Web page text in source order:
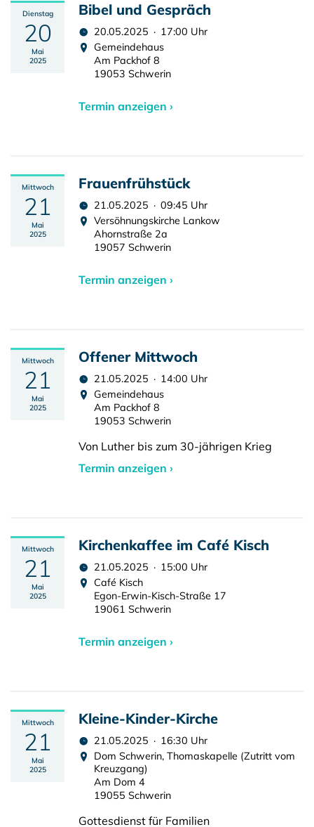
Dienstag
20
Mai
2025
Bibel und Gespräch
20.05.2025 · 17:00 Uhr
Gemeindehaus
Am Packhof 8
19053 Schwerin
Termin anzeigen ›
Mittwoch
21
Mai
2025
Frauenfrühstück
21.05.2025 · 09:45 Uhr
Versöhnungskirche Lankow
Ahornstraße 2a
19057 Schwerin
Termin anzeigen ›
Mittwoch
21
Mai
2025
Offener Mittwoch
21.05.2025 · 14:00 Uhr
Gemeindehaus
Am Packhof 8
19053 Schwerin
Von Luther bis zum 30-jährigen Krieg
Termin anzeigen ›
Mittwoch
21
Mai
2025
Kirchenkaffee im Café Kisch
21.05.2025 · 15:00 Uhr
Café Kisch
Egon-Erwin-Kisch-Straße 17
19061 Schwerin
Termin anzeigen ›
Mittwoch
21
Mai
2025
Kleine-Kinder-Kirche
21.05.2025 · 16:30 Uhr
Dom Schwerin, Thomaskapelle (Zutritt vom
Kreuzgang)
Am Dom 4
19055 Schwerin
Gottesdienst für Familien